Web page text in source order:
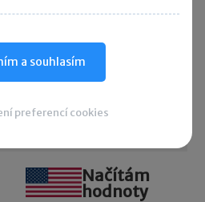
daně za červenec 2026
Načítám
hodnoty
a souhlasím
preferencí cookies